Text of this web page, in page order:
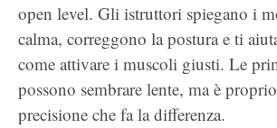
open level. Gli istruttori spiegano i
calma, correggono la postura e ti
come attivare i muscoli giusti. Le
possono sembrare lente, ma è
precisione che fa la differenza.